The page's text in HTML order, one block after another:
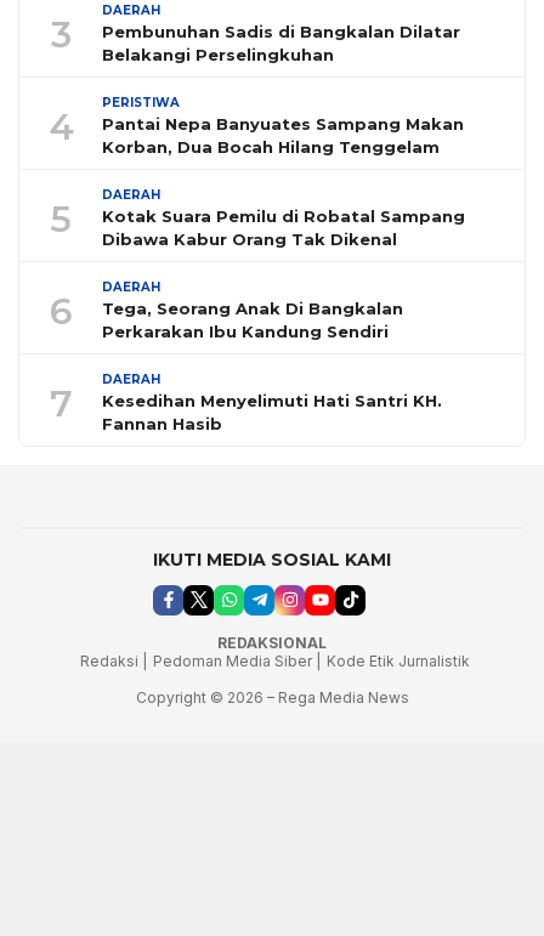
3
DAERAH
Pembunuhan Sadis di Bangkalan Dilatar
Belakangi Perselingkuhan
4
PERISTIWA
Pantai Nepa Banyuates Sampang Makan
Korban, Dua Bocah Hilang Tenggelam
5
DAERAH
Kotak Suara Pemilu di Robatal Sampang
Dibawa Kabur Orang Tak Dikenal
6
DAERAH
Tega, Seorang Anak Di Bangkalan
Perkarakan Ibu Kandung Sendiri
7
DAERAH
Kesedihan Menyelimuti Hati Santri KH.
Fannan Hasib
IKUTI MEDIA SOSIAL KAMI
REDAKSIONAL
Redaksi |
Pedoman Media Siber |
Kode Etik Jurnalistik
Copyright © 2026 – Rega Media News